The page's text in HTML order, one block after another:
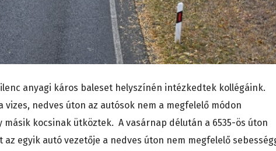
anyagi káros baleset helyszínén intézkedtek kollégáink.
nedves úton az autósok nem a megfelelő módon
másik kocsinak ütköztek. A vasárnap délután a 6535-ös úton
egyik autó vezetője a nedves úton nem megfelelő